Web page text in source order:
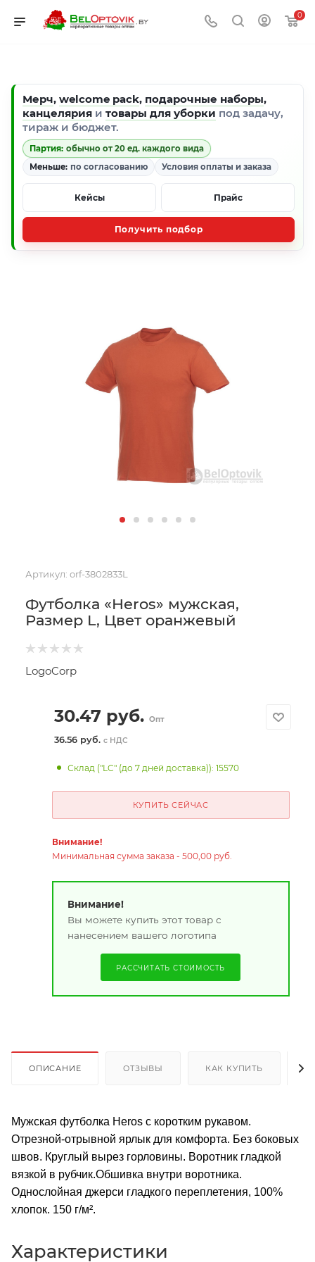
0
Мерч, welcome pack, подарочные наборы,
канцелярия и товары для уборки под задачу,
тираж и бюджет.
Партия: обычно от 20 ед. каждого вида
Меньше: по согласованию Условия оплаты и заказа
Кейсы Прайс
Получить подбор
Артикул: orf-3802833L
Футболка «Heros» мужская,
Размер L, Цвет оранжевый
LogoCorp
30.47 руб. Опт
36.56 руб. с НДС
Склад ("LC" (до 7 дней доставка)): 15570
КУПИТЬ СЕЙЧАС
Внимание!
Минимальная сумма заказа - 500,00 руб.
Внимание!
Вы можете купить этот товар с
нанесением вашего логотипа
РАССЧИТАТЬ СТОИМОСТЬ
ОПИСАНИЕ ОТЗЫВЫ КАК КУПИТЬ
Мужская футболка Heros с коротким рукавом.
Отрезной-отрывной ярлык для комфорта. Без боковых
швов. Круглый вырез горловины. Воротник гладкой
вязкой в рубчик.Обшивка внутри воротника.
Однослойная джерси гладкого переплетения, 100%
хлопок. 150 г/м².
Характеристики